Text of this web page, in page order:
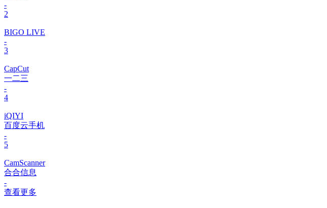
-
2
BIGO LIVE
-
3
CapCut
一二三
-
4
iQIYI
百度云手机
-
5
CamScanner
合合信息
-
查看更多